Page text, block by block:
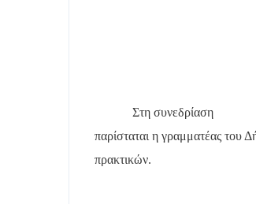
Στη συνεδρίαση
παρίσταται η γραμματέας του
πρακτικών.